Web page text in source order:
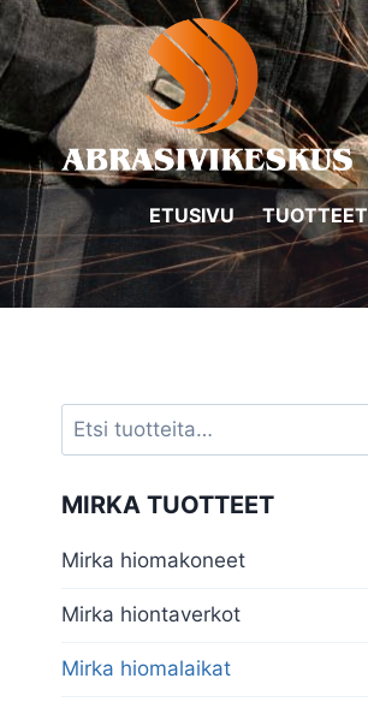
Siirry
sisältöön
ETUSIVU TUOTTEET
Etsi:
MIRKA TUOTTEET
Mirka hiomakoneet
Mirka hiontaverkot
Mirka hiomalaikat